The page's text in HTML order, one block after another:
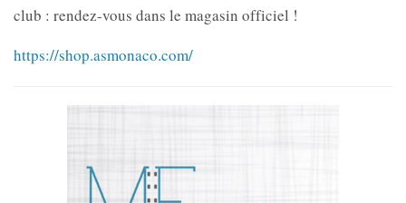
club : rendez-vous dans le magasin officiel !
https://shop.asmonaco.com/